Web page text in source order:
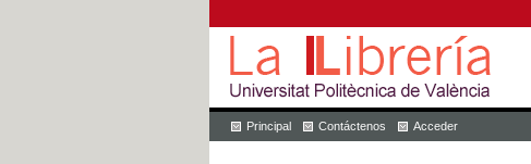
Principal Contáctenos Acceder